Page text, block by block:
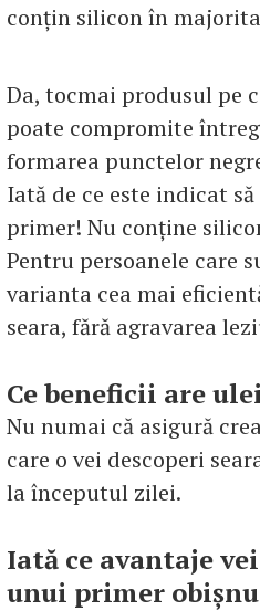
conțin silicon în
Da, tocmai produsul pe
poate compromite
formarea punctelor
Iată de ce este indicat
primer! Nu conține
Pentru persoanele care
varianta cea mai
seara, fără agravarea
Ce beneficii are
Nu numai că asigură
care o vei descoperi
la începutul zilei.
Iată ce avantaje
unui primer